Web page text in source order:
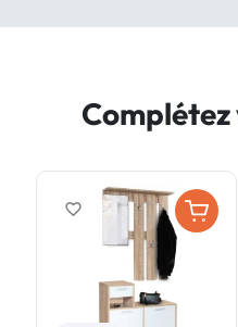
favorite_border